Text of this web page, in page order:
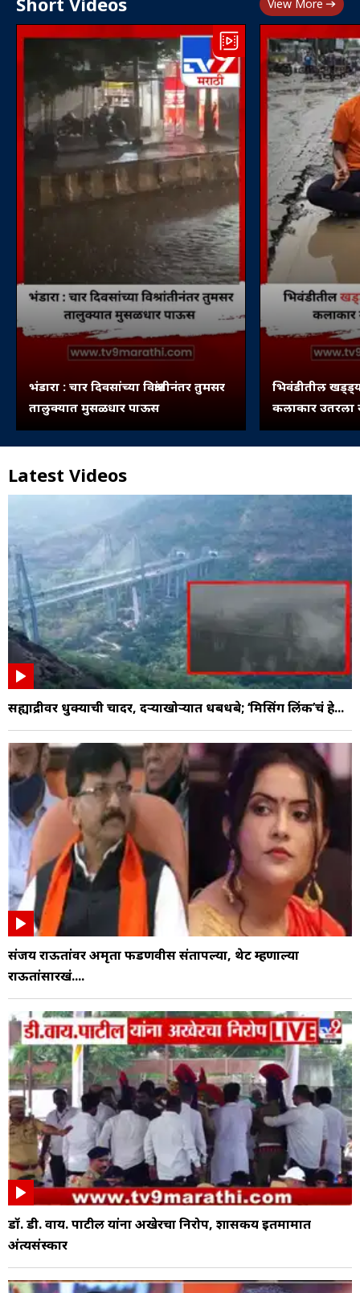
View More
भंडारा : चार दिवसांच्या विश्रांतीनंतर तुमसर
तालुक्यात मुसळधार पाऊस
भिवंडीतील
कलाकार उतरला
Latest Videos
सह्याद्रीवर धुक्याची चादर, दऱ्याखोऱ्यात धबधबे; ‘मिसिंग लिंक’चं हे...
संजय राऊतांवर अमृता फडणवीस संतापल्या, थेट म्हणाल्या
राऊतांसारखं....
डॉ. डी. वाय. पाटील यांना अखेरचा निरोप, शासकीय इतमामात
अंत्यसंस्कार